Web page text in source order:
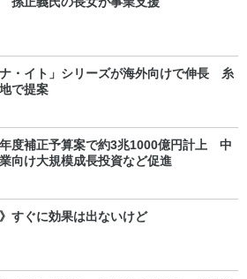
・イト」シリーズが海外向けで伸長 糸
で提案
度補正予算案で約3兆1000億円計上 中
向け大規模成長投資など促進
》すぐに効果は出ないけど